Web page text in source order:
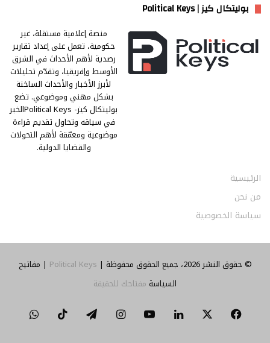
بوليتكال كيز | Political Keys
منصة إعلامية مستقلة، غير
حكومية، تعمل على إعداد تقارير
رصدية لأهم الأحداث في الشرق
الأوسط وإفريقيا، وتقدّم تحليلات
لأبرز الأخبار والأحداث الساخنة
بشكل مهني وموضوعي. تضع
بوليتكال كيز- Political Keysالخبر
في سياقه وتحاول تقديم قراءة
موضوعية ومعمّقة لأهم التحولات
والقضايا الدولية.
الرئيسية
من نحن
سياسة الخصوصية
© حقوق النشر 2026، جميع الحقوق محفوظة | Political Keys | مفاتيح
السياسة مفتاحك للحقيقة
فيسبوك لينكدإن‫YouTubeانستقرامتيلقرام ‫TikTok